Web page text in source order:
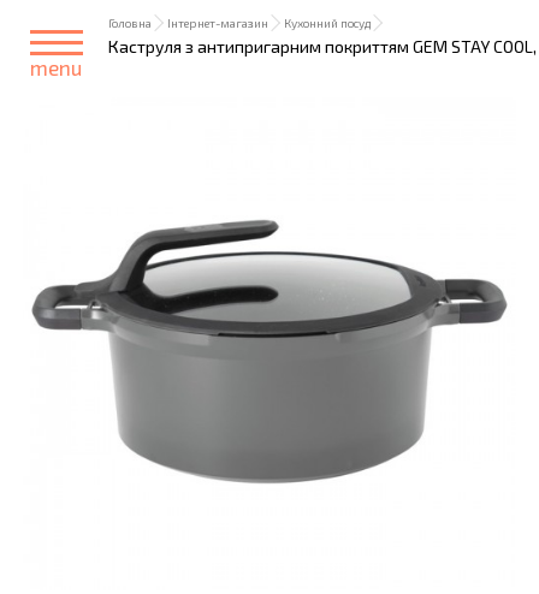
menu
Головна Інтернет-магазин Кухонний посуд
Каструля з антипригарним покриттям GEM STAY